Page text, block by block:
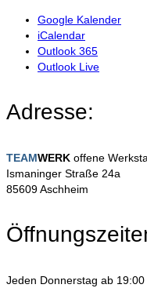
Google Kalender
iCalendar
Outlook 365
Outlook Live
Adresse:
TEAMWERK offene
Ismaninger Straße 24a
85609 Aschheim
Jeden Donnerstag ab 19:00